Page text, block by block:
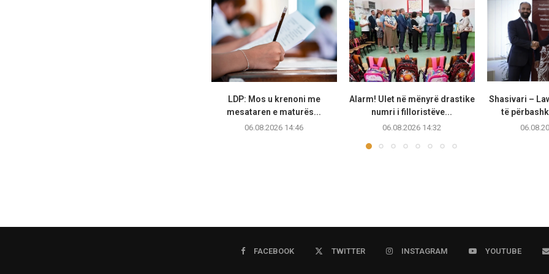
LDP: Mos u krenoni me
mesataren e maturës...
06.08.2026 14:46
Alarm! Ulet në mënyrë drastike
numri i filloristëve...
06.08.2026 14:32
Shasivari –
të
FACEBOOK TWITTER INSTAGRAM YOUTUBE